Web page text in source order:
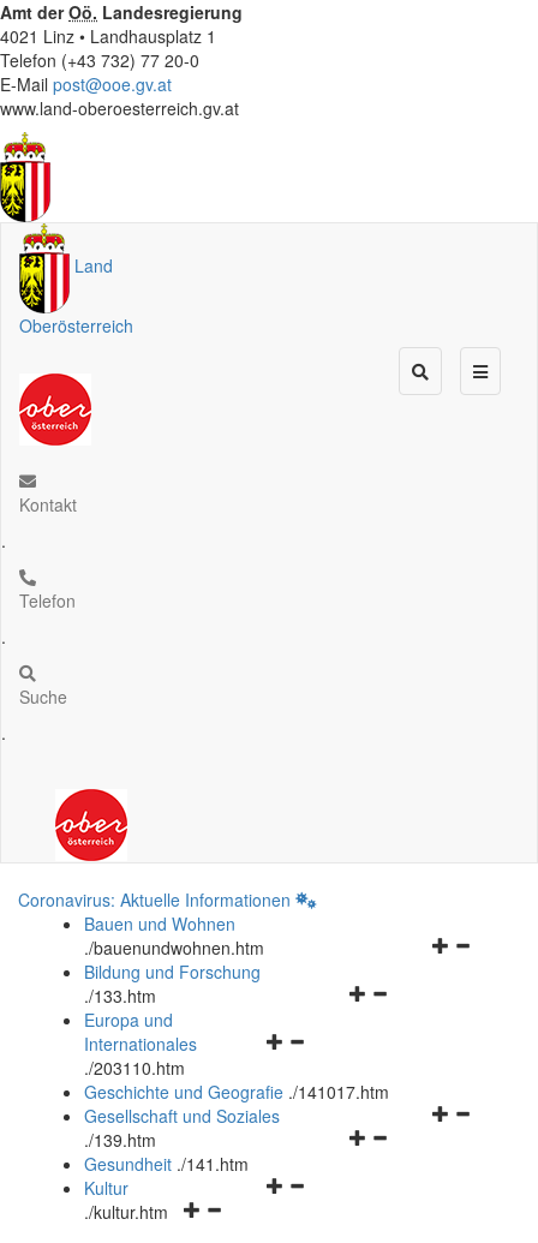
Amt derOö. Landesregierung
4021 Linz • Landhausplatz 1
Telefon (+43 732) 77 20-0
E-Mail post@ooe.gv.at
www.land-oberoesterreich.gv.at
Land
Oberösterreich
Kontakt
.
Telefon
.
Suche
.
Coronavirus: Aktuelle Informationen
Bauen und Wohnen
./bauenundwohnen.htm
Navigationsmenü
Bildung und Forschung
./133.htm
Navigationsmenü
und
schließen
Europa und
Internationales
./203110.htm
Geschichte und Geografie ./141017.htm
Navigationsmenü
Gesellschaft und Soziales
./139.htm
Navigationsmenü
Gesundheit ./141.htm
Navigationsmenü
Kultur
./kultur.htm